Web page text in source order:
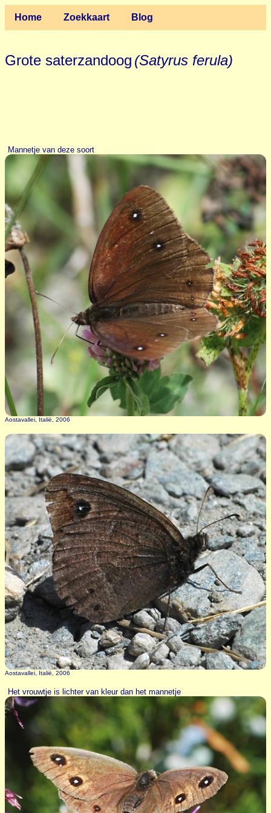
Home Zoekkaart Blog
Grote saterzandoog (Satyrus ferula)
Mannetje van deze soort
Aostavallei, Italië, 2006
Aostavallei, Italië, 2006
Het vrouwtje is lichter van kleur dan het mannetje